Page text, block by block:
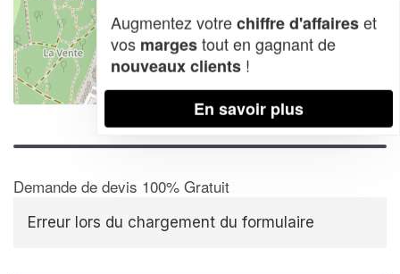
Demande de devis 100% Gratuit
Erreur lors du chargement du formulaire
Augmentez votrechiffre d'affaireset
vos margestout en gagnant de
nouveaux clients !
En savoir plus